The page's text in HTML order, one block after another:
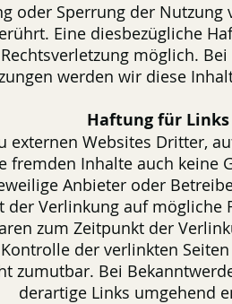
oder Sperrung der
Eine diesbezügliche
möglich.
werden wir diese
Haftung für Links
externen Websites Dritter,
fremden Inhalte auch keine
Anbieter oder
der Verlinkung auf mögliche
zum Zeitpunkt der
der verlinkten
zumutbar. Bei
derartige Links umgehend